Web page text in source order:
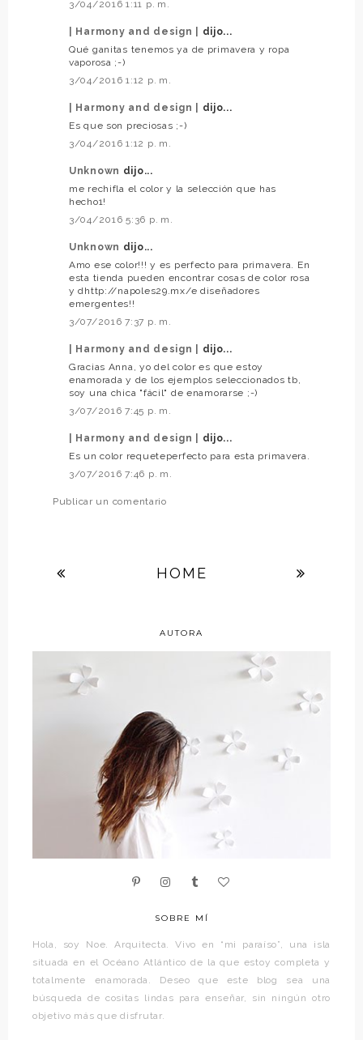
3/04/2016 1:11 p. m.
| Harmony and design |
dijo...
Qué ganitas tenemos ya de primavera y ropa
vaporosa ;-)
3/04/2016 1:12 p. m.
| Harmony and design |
dijo...
Es que son preciosas ;-)
3/04/2016 1:12 p. m.
Unknown dijo...
me rechifla el color y la selección que has
hecho1!
3/04/2016 5:36 p. m.
Unknown dijo...
Amo ese color!!! y es perfecto para primavera. En
esta tienda pueden encontrar cosas de color rosa
y dhttp://napoles29.mx/e diseñadores
emergentes!!
3/07/2016 7:37 p. m.
| Harmony and design |
dijo...
Gracias Anna, yo del color es que estoy
enamorada y de los ejemplos seleccionados tb,
soy una chica "fácil" de enamorarse ;-)
3/07/2016 7:45 p. m.
| Harmony and design |
dijo...
Es un color requeteperfecto para esta primavera.
3/07/2016 7:46 p. m.
Publicar un comentario
HOME
AUTORA
SOBRE MÍ
Hola, soy Noe. Arquitecta. Vivo en “mi paraíso”, una isla
situada en el Océano Atlántico de la que estoy completa y
totalmente enamorada. Deseo que este blog sea una
búsqueda de cositas lindas para enseñar, sin ningún otro
objetivo más que disfrutar.